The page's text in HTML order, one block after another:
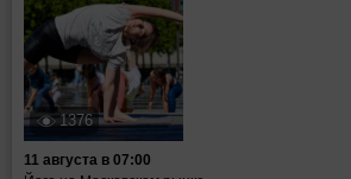
1376
11 августа в 07:00